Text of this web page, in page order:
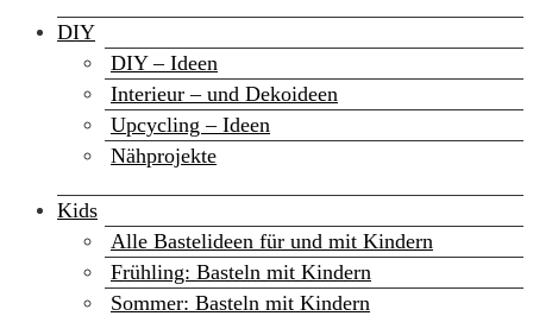
DIY
DIY – Ideen
Interieur – und Dekoideen
Upcycling – Ideen
Nähprojekte
Kids
Alle Bastelideen für und mit Kindern
Frühling: Basteln mit Kindern
Sommer: Basteln mit Kindern